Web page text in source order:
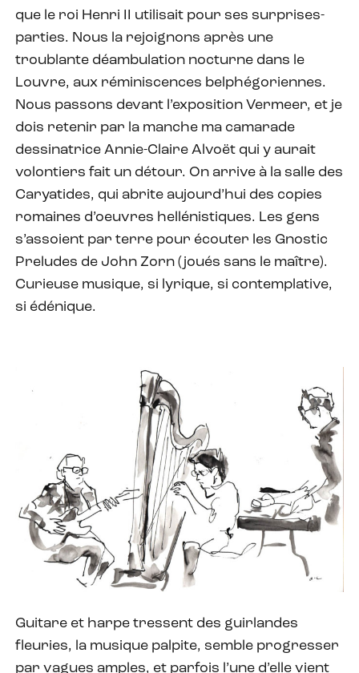
que le roi Henri II utilisait pour ses surprises-
parties. Nous la rejoignons après une
troublante déambulation nocturne dans le
Louvre, aux réminiscences belphégoriennes.
Nous passons devant l’exposition Vermeer, et je
dois retenir par la manche ma camarade
dessinatrice Annie-Claire Alvoët qui y aurait
volontiers fait un détour. On arrive à la salle des
Caryatides, qui abrite aujourd’hui des copies
romaines d’oeuvres hellénistiques. Les gens
s’assoient par terre pour écouter les Gnostic
Preludes de John Zorn (joués sans le maître).
Curieuse musique, si lyrique, si contemplative,
si édénique.
Guitare et harpe tressent des guirlandes
fleuries, la musique palpite, semble progresser
par vagues amples, et parfois l’une d’elle vient